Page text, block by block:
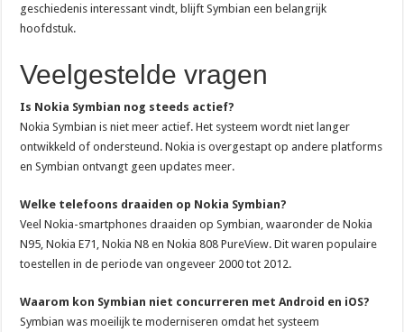
geschiedenis interessant vindt, blijft Symbian een belangrijk
hoofdstuk.
Veelgestelde vragen
Is Nokia Symbian nog steeds actief?
Nokia Symbian is niet meer actief. Het systeem wordt niet langer
ontwikkeld of ondersteund. Nokia is overgestapt op andere platforms
en Symbian ontvangt geen updates meer.
Welke telefoons draaiden op Nokia Symbian?
Veel Nokia-smartphones draaiden op Symbian, waaronder de Nokia
N95, Nokia E71, Nokia N8 en Nokia 808 PureView. Dit waren populaire
toestellen in de periode van ongeveer 2000 tot 2012.
Waarom kon Symbian niet concurreren met Android en iOS?
Symbian was moeilijk te moderniseren omdat het systeem